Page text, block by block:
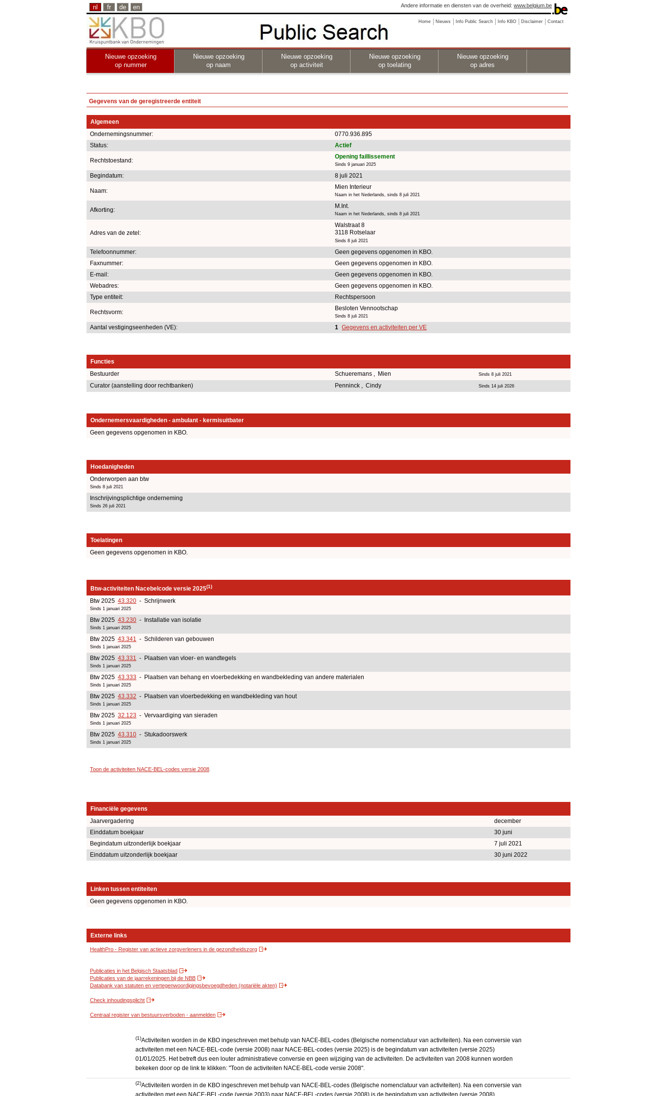
nl fr de en Andere informatie en diensten van de overheid: www.belgium.be
Home Nieuws Info Public Search Info KBO Disclaimer Contact
Nieuwe opzoeking
op nummer
Nieuwe opzoeking
op naam
Nieuwe opzoeking
op activiteit
Nieuwe opzoeking
op toelating
Nieuwe opzoeking
op adres
Gegevens van de geregistreerde entiteit
Algemeen
Ondernemingsnummer:
0770.936.895
Status:
Actief
Rechtstoestand:
Opening faillissement
Sinds 9 januari 2025
Begindatum: 8 juli 2021
Naam:
Mien Interieur
Naam in het Nederlands, sinds 8 juli 2021
Afkorting:
M.Int.
Naam in het Nederlands, sinds 8 juli 2021
Adres van de zetel:
Walstraat 8
3118 Rotselaar
Sinds 8 juli 2021
Telefoonnummer:
Geen gegevens opgenomen in KBO.
Faxnummer:
Geen gegevens opgenomen in KBO.
E-mail:
Geen gegevens opgenomen in KBO.
Webadres:
Geen gegevens opgenomen in KBO.
Type entiteit:
Rechtspersoon
Rechtsvorm:
Besloten Vennootschap
Sinds 8 juli 2021
Aantal vestigingseenheden (VE): 1 Gegevens en activiteiten per VE
Functies
Bestuurder
Schueremans , Mien Sinds 8 juli 2021
Curator (aanstelling door rechtbanken) Penninck , Cindy Sinds 14 juli 2026
Ondernemersvaardigheden - ambulant - kermisuitbater
Geen gegevens opgenomen in KBO.
Hoedanigheden
Onderworpen aan btw
Sinds 8 juli 2021
Inschrijvingsplichtige onderneming
Sinds 26 juli 2021
Toelatingen
Geen gegevens opgenomen in KBO.
Btw-activiteiten Nacebelcode versie 2025(1)
Btw 2025 43.320 - Schrijnwerk
Sinds 1 januari 2025
Btw 2025 43.230 - Installatie van isolatie
Sinds 1 januari 2025
Btw 2025 43.341 - Schilderen van gebouwen
Sinds 1 januari 2025
Btw 2025 43.331 - Plaatsen van vloer- en wandtegels
Sinds 1 januari 2025
Btw 2025 43.333 - Plaatsen van behang en vloerbedekking en wandbekleding van andere materialen
Sinds 1 januari 2025
Btw 2025 43.332 - Plaatsen van vloerbedekking en wandbekleding van hout
Sinds 1 januari 2025
Btw 2025 32.123 - Vervaardiging van sieraden
Sinds 1 januari 2025
Btw 2025 43.310 - Stukadoorswerk
Sinds 1 januari 2025
Toon de activiteiten NACE-BEL-codes versie 2008
Financiële gegevens
Jaarvergadering
december
Einddatum boekjaar
30 juni
Begindatum uitzonderlijk boekjaar
7 juli 2021
Einddatum uitzonderlijk boekjaar
30 juni 2022
Linken tussen entiteiten
Geen gegevens opgenomen in KBO.
Externe links
HealthPro - Register van actieve zorgverleners in de gezondheidszorg
Publicaties in het Belgisch Staatsblad
Publicaties van de jaarrekeningen bij de NBB
Databank van statuten en vertegenwoordigingsbevoegdheden (notariële akten)
Check inhoudingsplicht
Centraal register van bestuursverboden - aanmelden
(1)Activiteiten worden in de KBO ingeschreven met behulp van NACE-BEL-codes (Belgische nomenclatuur van activiteiten). Na een conversie van
activiteiten met een NACE-BEL-code (versie 2008) naar NACE-BEL-codes (versie 2025) is de begindatum van activiteiten (versie 2025)
01/01/2025. Het betreft dus een louter administratieve conversie en geen wijziging van de activiteiten. De activiteiten van 2008 kunnen worden
bekeken door op de link te klikken: "Toon de activiteiten NACE-BEL-code versie 2008".
(2)Activiteiten worden in de KBO ingeschreven met behulp van NACE-BEL-codes (Belgische nomenclatuur van activiteiten). Na een conversie van